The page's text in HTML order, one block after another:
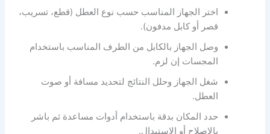
اختر الجهاز المناسب حسب نوع العطل (قطع، تسريب،
قصر أو كابل مدفون).
وصل الجهاز بالكابل من الطرف المناسب باستخدام
المجسات إن لزم.
شغل الجهاز وحلل النتائج لتحديد مسافة أو صوت
العطل.
حدد المكان بدقة باستخدام أدوات مساعدة ثم باشر
بالإصلاح أو الاستبدال.